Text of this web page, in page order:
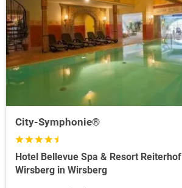
City-Symphonie®
Hotel Bellevue Spa & Resort Reiterhof
Wirsberg in Wirsberg